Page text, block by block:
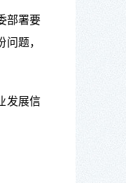
部署要
题，
发展信